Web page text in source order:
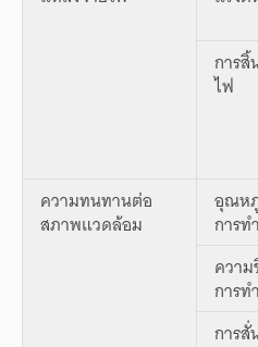
การสิ้
ไฟ
ความทนทานต่อ
สภาพแวดล้อม
อุณห
การท
ควา
การท
การสั่